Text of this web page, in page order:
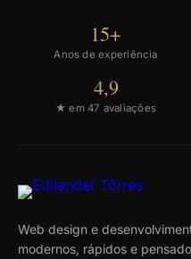
15+
Anos de experiência
4,9
★ em 47 avaliações
Web design e
modernos, rápidos e